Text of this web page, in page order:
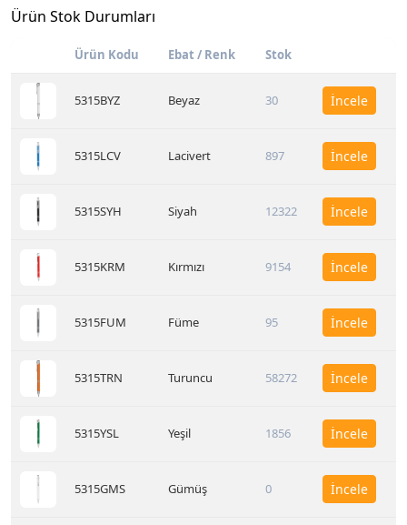
Ürün Stok Durumları
Ürün Kodu Ebat / Renk Stok
5315BYZ Beyaz 30 İncele
5315LCV Lacivert 897 İncele
5315SYH Siyah 12322 İncele
5315KRM Kırmızı 9154 İncele
5315FUM Füme 95 İncele
5315TRN Turuncu 58272 İncele
5315YSL Yeşil 1856 İncele
5315GMS Gümüş 0 İncele